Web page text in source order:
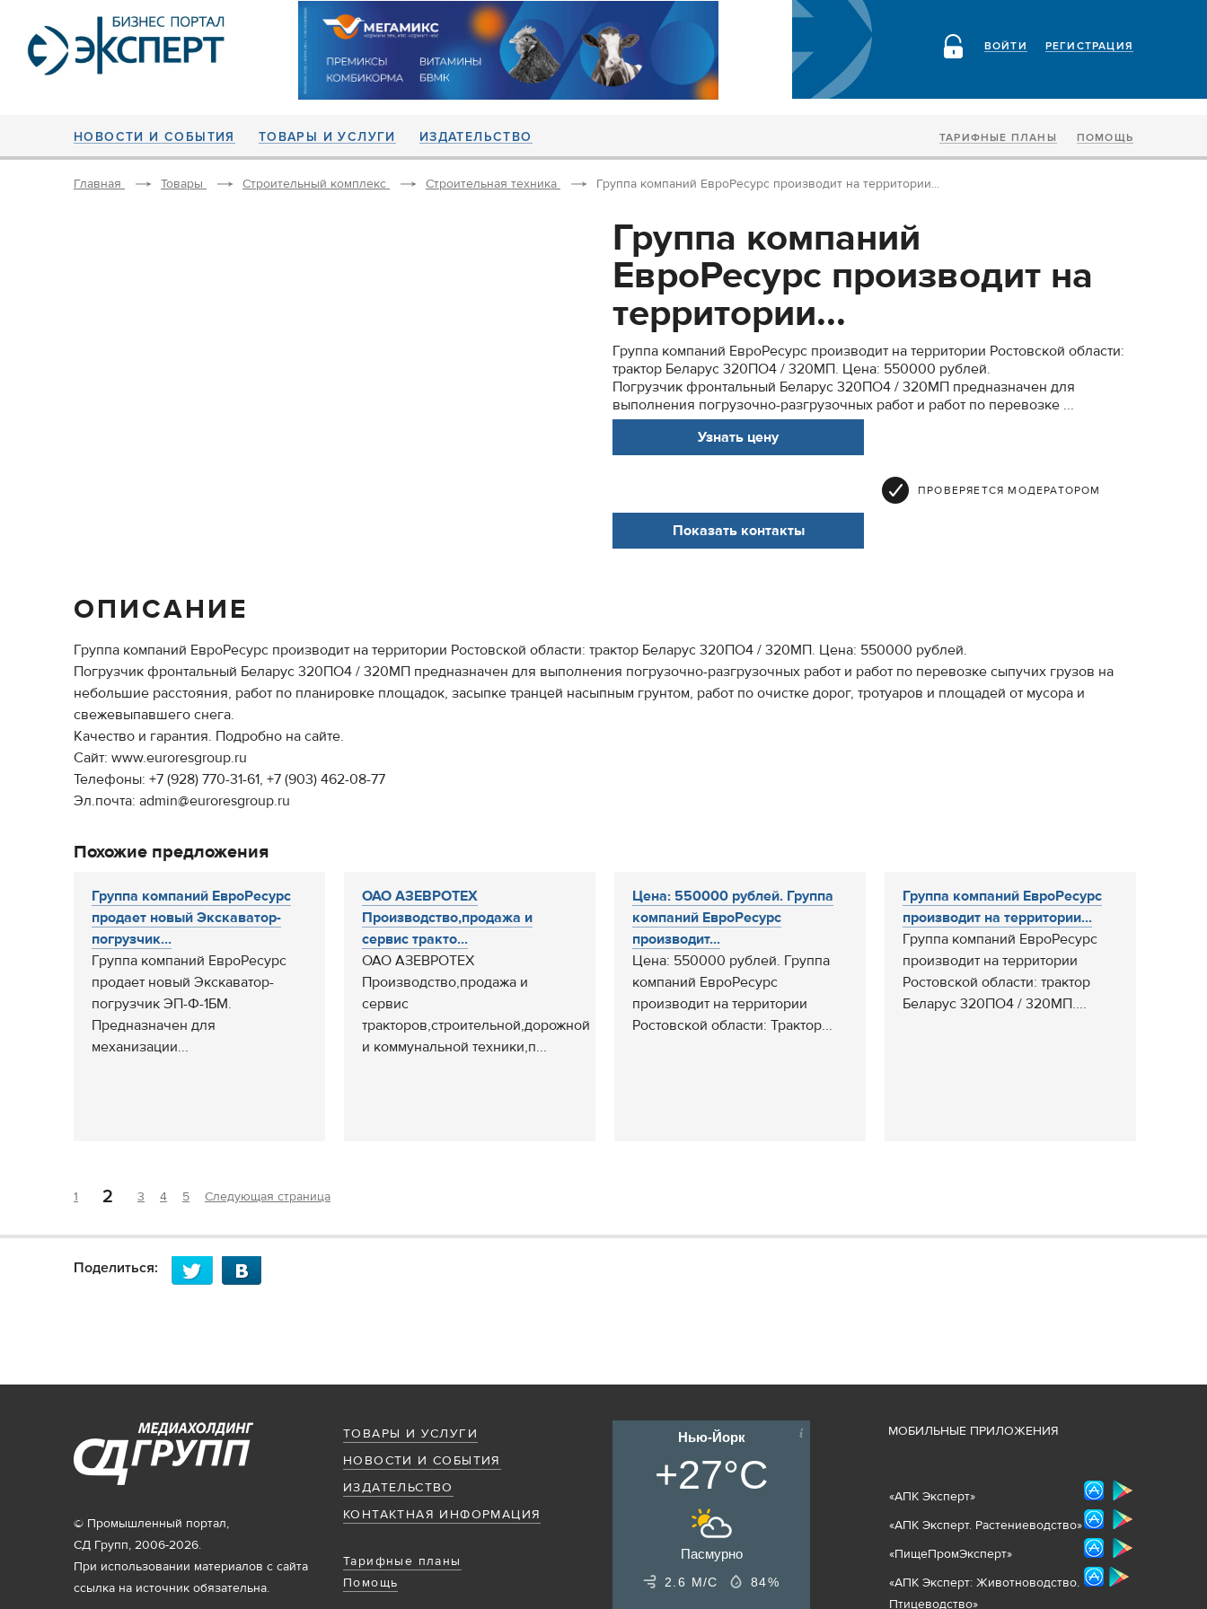
РЕГИСТРАЦИЯ
ВОЙТИ
НОВОСТИ И СОБЫТИЯ ТОВАРЫ И УСЛУГИ ИЗДАТЕЛЬСТВО ТАРИФНЫЕ ПЛАНЫ ПОМОЩЬ
Главная Товары Строительный комплекс Строительная техника Группа компаний ЕвроРесурс производит на территории...
Группа компаний
ЕвроРесурс производит на
территории...
Группа компаний ЕвроРесурс производит на территории Ростовской области:
трактор Беларус 320ПО4 / 320МП. Цена: 550000 рублей.
Погрузчик фронтальный Беларус 320ПО4 / 320МП предназначен для
выполнения погрузочно-разгрузочных работ и работ по перевозке ...
Узнать цену
ПРОВЕРЯЕТСЯ МОДЕРАТОРОМ
Показать контакты
ОПИСАНИЕ
Группа компаний ЕвроРесурс производит на территории Ростовской области: трактор Беларус 320ПО4 / 320МП. Цена: 550000 рублей.
Погрузчик фронтальный Беларус 320ПО4 / 320МП предназначен для выполнения погрузочно-разгрузочных работ и работ по перевозке сыпучих грузов на
небольшие расстояния, работ по планировке площадок, засыпке транцей насыпным грунтом, работ по очистке дорог, тротуаров и площадей от мусора и
свежевыпавшего снега.
Качество и гарантия. Подробно на сайте.
Сайт: www.euroresgroup.ru
Телефоны: +7 (928) 770-31-61, +7 (903) 462-08-77
Эл.почта: admin@euroresgroup.ru
Похожие предложения
Группа компаний ЕвроРесурс
продает новый Экскаватор-
погрузчик...
Группа компаний ЕвроРесурс
продает новый Экскаватор-
погрузчик ЭП-Ф-1БМ.
Предназначен для
механизации...
ОАО АЗЕВРОТЕХ
Производство,продажа и
сервис тракто...
ОАО АЗЕВРОТЕХ
Производство,продажа и
сервис
тракторов,строительной,дорожной
и коммунальной техники,п...
Цена: 550000 рублей. Группа
компаний ЕвроРесурс
производит...
Цена: 550000 рублей. Группа
компаний ЕвроРесурс
производит на территории
Ростовской области: Трактор...
Группа компаний ЕвроРесурс
производит на территории...
Группа компаний ЕвроРесурс
производит на территории
Ростовской области: трактор
Беларус 320ПО4 / 320МП....
1 2 3 4 5 Следующая страница
Поделиться:
ТОВАРЫ И УСЛУГИ
НОВОСТИ И СОБЫТИЯ
ИЗДАТЕЛЬСТВО
КОНТАКТНАЯ ИНФОРМАЦИЯ
Тарифные планы
Помощь
© Промышленный портал,
СД Групп, 2006-2026.
При использовании материалов с сайта
ссылка на источник обязательна.
Нью-Йорк
+27°C
Пасмурно
2.6 М/С 84%
МОБИЛЬНЫЕ ПРИЛОЖЕНИЯ
«АПК Эксперт»
«АПК Эксперт. Растениеводство»
«ПищеПромЭксперт»
«АПК Эксперт: Животноводство.
Птицеводство»